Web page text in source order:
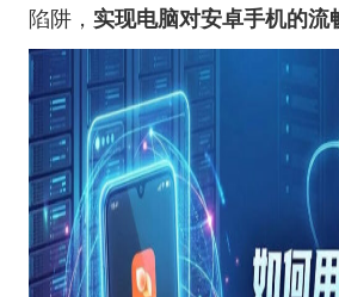
陷阱， 实现电脑对安卓手机的流